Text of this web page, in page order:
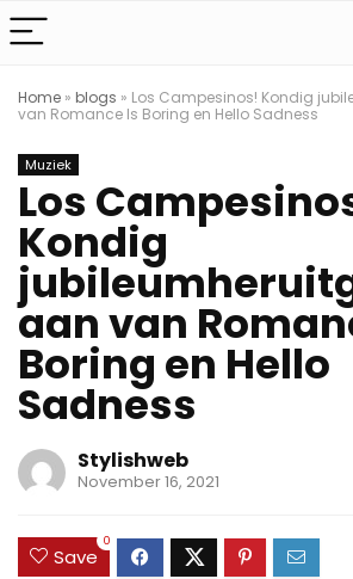
Home » blogs » Los Campesinos! Kondig
van Romance Is Boring en Hello Sadness
Muziek
Los
Kondig
aan van
Boring en Hello
Sadness
Stylishweb
November 16, 2021
Save
0